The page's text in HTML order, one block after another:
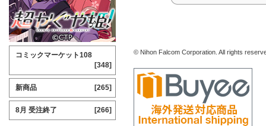
© Nihon Falcom Corporation. All rights
コミックマーケット108
[348]
新商品 [265]
8月 受注終了 [266]